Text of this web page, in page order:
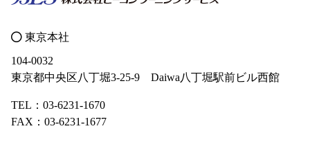
東京本社
104-0032
東京都中央区八丁堀3-25-9 Daiwa八丁堀駅前ビル西館
TEL：03-6231-1670
FAX：03-6231-1677